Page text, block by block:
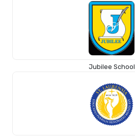
Jubilee School